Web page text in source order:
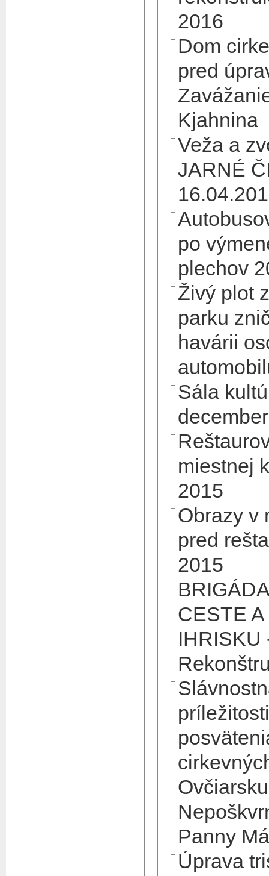
2016
Dom
pred
Kjahnina
Veža a
JARNÉ
po
plechov
Živý plot
parku
havárii
Sála
miestnej
2015
Obrazy v
pred
2015
CESTE
IHRISKU
Panny
Úprava